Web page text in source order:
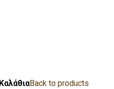
ΚαλάθιαBack to products